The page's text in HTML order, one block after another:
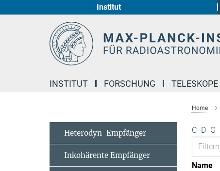
Institut
INSTITUT FORSCHUNG TELESKOPE
Home
C D G
Name
Heterodyn-Empfänger
Inkohärente Empfänger